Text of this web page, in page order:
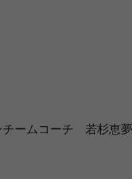
チームコーチ 若杉恵
バリー